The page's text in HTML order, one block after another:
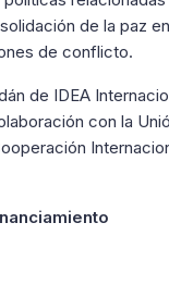
de la paz
de conflicto.
de IDEA
con la